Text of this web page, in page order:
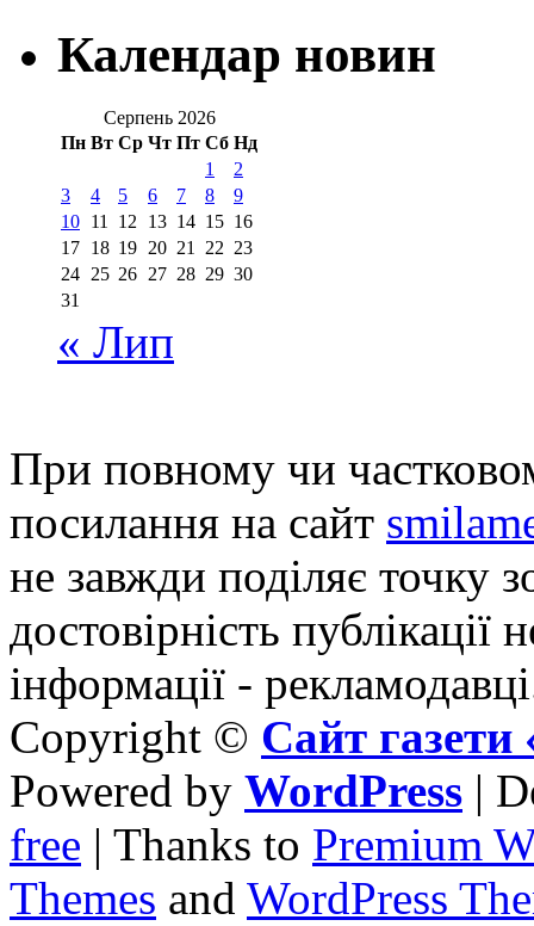
Календар новин
Серпень 2026
Пн Вт Ср Чт Пт Сб Нд
1
2
3
4 5 6 7 8
9
10 11 12 13 14 15 16
17 18 19 20 21 22 23
24 25 26 27 28 29 30
31
« Лип
При повному чи
посилання на сайт
не завжди поділяє точку
достовірність публікації
інформації -
Copyright © Сайт
Powered by WordPress |
free | Thanks to Premium
Themes and WordPress